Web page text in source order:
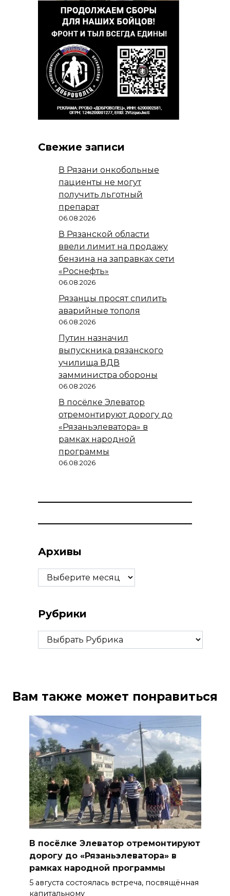
Свежие записи
В Рязани онкобольные
пациенты не могут
получить льготный
препарат
06.08.2026
В Рязанской области
ввели лимит на продажу
бензина на заправках сети
«Роснефть»
06.08.2026
Рязанцы просят спилить
аварийные тополя
06.08.2026
Путин назначил
выпускника рязанского
училища ВДВ
замминистра обороны
06.08.2026
В посёлке Элеватор
отремонтируют дорогу до
«Рязаньэлеватора» в
рамках народной
программы
06.08.2026
Архивы
Архивы
Рубрики
Рубрики
Вам также может понравиться
В посёлке Элеватор отремонтируют
дорогу до «Рязаньэлеватора» в
рамках народной программы
5 августа состоялась встреча, посвящённая
капитальному